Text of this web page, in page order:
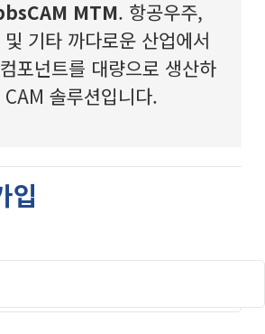
MTM. 항공우주,
기타 까다로운 산업에서
포넌트를 대량으로 생산하
솔루션입니다.
입